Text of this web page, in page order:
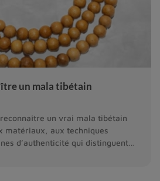
un mala tibétain
un vrai mala tibétain
matériaux, aux techniques
d’authenticité qui distinguent